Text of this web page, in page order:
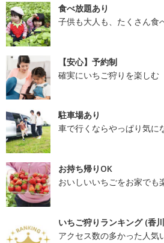
食べ放題あり
子供も大人も、たくさん食
【安心】予約制
確実にいちご狩りを楽しむ
駐車場あり
車で行くならやっぱり気に
お持ち帰りOK
おいしいいちごをお家でも
いちご狩りランキング (香
アクセス数の多かった人気